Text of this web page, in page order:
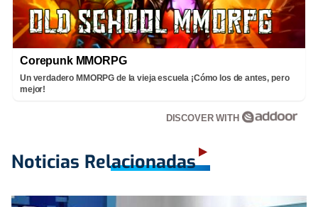
Corepunk MMORPG
Un verdadero MMORPG de la vieja escuela ¡Cómo los de antes, pero
mejor!
DISCOVER WITH
Noticias Relacionadas